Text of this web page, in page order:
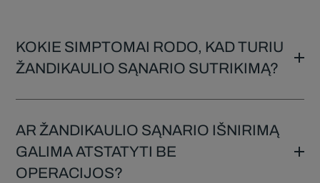
KOKIE SIMPTOMAI RODO, KAD TURIU
ŽANDIKAULIO SĄNARIO SUTRIKIMĄ?
AR ŽANDIKAULIO SĄNARIO IŠNIRIMĄ
GALIMA ATSTATYTI BE
OPERACIJOS?